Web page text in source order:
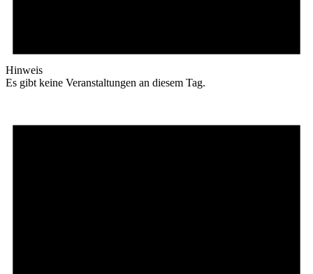
Hinweis
Es gibt keine Veranstaltungen an diesem Tag.